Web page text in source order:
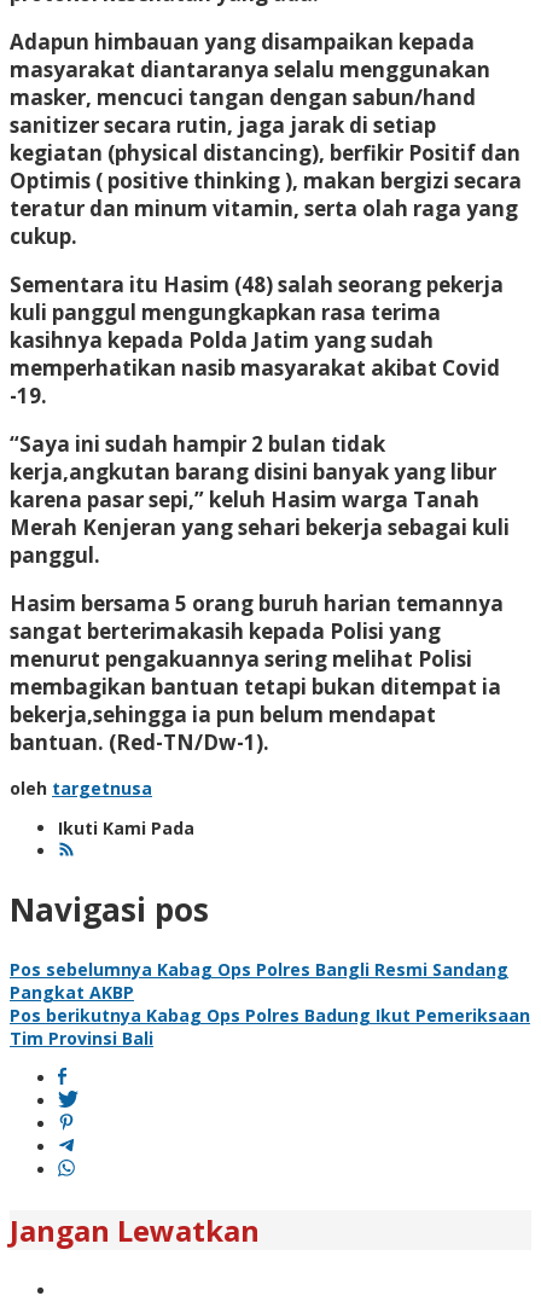
Adapun himbauan yang disampaikan kepada
masyarakat diantaranya selalu menggunakan
masker, mencuci tangan dengan sabun/hand
sanitizer secara rutin, jaga jarak di setiap
kegiatan (physical distancing), berfikir Positif dan
Optimis ( positive thinking ), makan bergizi secara
teratur dan minum vitamin, serta olah raga yang
cukup.
Sementara itu Hasim (48) salah seorang pekerja
kuli panggul mengungkapkan rasa terima
kasihnya kepada Polda Jatim yang sudah
memperhatikan nasib masyarakat akibat Covid
-19.
“Saya ini sudah hampir 2 bulan tidak
kerja,angkutan barang disini banyak yang libur
karena pasar sepi,” keluh Hasim warga Tanah
Merah Kenjeran yang sehari bekerja sebagai kuli
panggul.
Hasim bersama 5 orang buruh harian temannya
sangat berterimakasih kepada Polisi yang
menurut pengakuannya sering melihat Polisi
membagikan bantuan tetapi bukan ditempat ia
bekerja,sehingga ia pun belum mendapat
bantuan. (Red-TN/Dw-1).
oleh targetnusa
Ikuti Kami Pada
Navigasi pos
Pos sebelumnya Kabag Ops Polres Bangli Resmi Sandang
Pangkat AKBP
Pos berikutnya Kabag Ops Polres Badung Ikut Pemeriksaan
Tim Provinsi Bali
Jangan Lewatkan